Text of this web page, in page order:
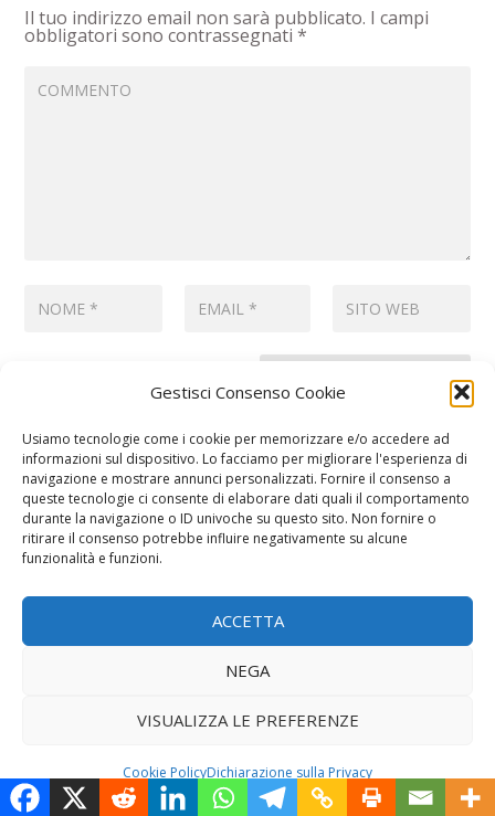
Gestisci Consenso Cookie
Usiamo tecnologie come i cookie per memorizzare e/o accedere ad
informazioni sul dispositivo. Lo facciamo per migliorare l'esperienza di
navigazione e mostrare annunci personalizzati. Fornire il consenso a
queste tecnologie ci consente di elaborare dati quali il comportamento
durante la navigazione o ID univoche su questo sito. Non fornire o
ritirare il consenso potrebbe influire negativamente su alcune
funzionalità e funzioni.
ACCETTA
NEGA
VISUALIZZA LE PREFERENZE
Cookie PolicyDichiarazione sulla Privacy
Il tuo indirizzo email non sarà pubblicato. I campi
obbligatori sono contrassegnati*
COME FARE A…
CONSULTA LE NOSTRE GUIDE